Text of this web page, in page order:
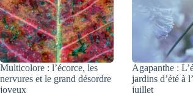
Multicolore : l’écorce, les
nervures et le grand désordre
joyeux
Agapanthe :
jardins d’été à
juillet